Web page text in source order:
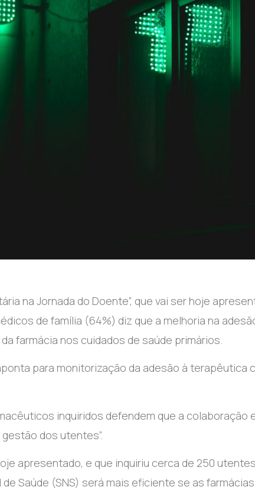
na Jornada do Doente”, que vai ser hoje
de família (64%) diz que a melhoria na
farmácia nos cuidados de saúde primários.
para monitorização da adesão à terapêutica
inquiridos defendem que a colaboração
dos utentes”.
apresentado, e que inquiriu cerca de 250
Saúde (SNS) será mais eficiente se as